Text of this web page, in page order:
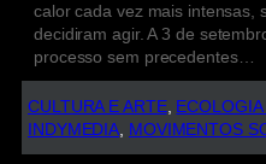
calor cada vez mais intensas,
decidiram agir. A 3 de
processo sem precedentes…
CULTURA E ARTE,
INDYMEDIA
MOVIMENTOS